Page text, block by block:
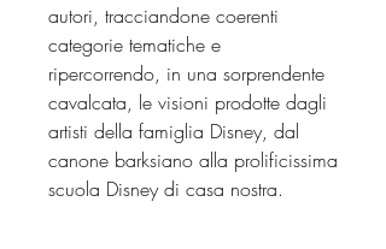
autori, tracciandone coerenti
categorie tematiche e
ripercorrendo, in una sorprendente
cavalcata, le visioni prodotte dagli
artisti della famiglia Disney, dal
canone barksiano alla prolificissima
scuola Disney di casa nostra.